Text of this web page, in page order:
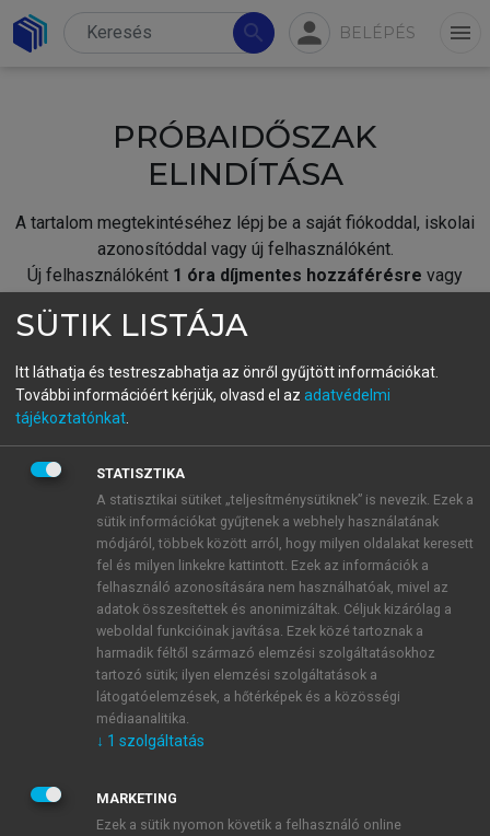
search person BELÉPÉS menu
PRÓBAIDŐSZAK
ELINDÍTÁSA
A tartalom megtekintéséhez lépj be a saját fiókoddal, iskolai
azonosítóddal vagy új felhasználóként.
Új felhasználóként 1 óra díjmentes hozzáférésre vagy
fiókoddal,vagy hozz létre új fiókot.
A regisztráció után apróbaidőszakautomatikusan
BELÉPÉS SAJÁT FIÓKKAL
ÚJ FIÓK LÉTREHOZÁSA
1 óra díjmentes hozzáférés
E-MAIL-CÍM
JELSZÓ
SÜTIK LISTÁJA
Itt láthatja és testreszabhatja az önről gyűjtött információkat.
További információért kérjük, olvasd el az adatvédelmi
tájékoztatónkat
STATISZTIKA
A statisztikai sütiket „teljesítménysütiknek” is nevezik. Ezek a
sütik információkat gyűjtenek a webhely használatának
módjáról, többek között arról, hogy milyen oldalakat keresett
fel és milyen linkekre kattintott. Ezek az információk a
felhasználó azonosítására nem használhatóak, mivel az
adatok összesítettek és anonimizáltak. Céljuk kizárólag a
weboldal funkcióinak javítása. Ezek közé tartoznak a
harmadik féltől származó elemzési szolgáltatásokhoz
tartozó sütik; ilyen elemzési szolgáltatások a
látogatóelemzések, a hőtérképek és a közösségi
médiaanalitika.
↓ 1 szolgáltatás
MARKETING
Ezek a sütik nyomon követik a felhasználó online